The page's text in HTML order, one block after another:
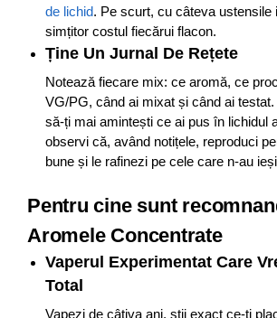
de lichid. Pe scurt, cu câteva ustensile
simțitor costul fiecărui flacon.
Ține Un Jurnal De Rețete
Notează fiecare mix: ce aromă, ce
VG/PG, când ai mixat și când ai
să-ți mai amintești ce ai pus în lichidul
observi că, având notițele, reproduci
bune și le rafinezi pe cele care n-au
Pentru cine sunt
Aromele Concentrate
Vaperul Experimentat Care
Total
Vapezi de câțiva ani, știi exact ce-ți